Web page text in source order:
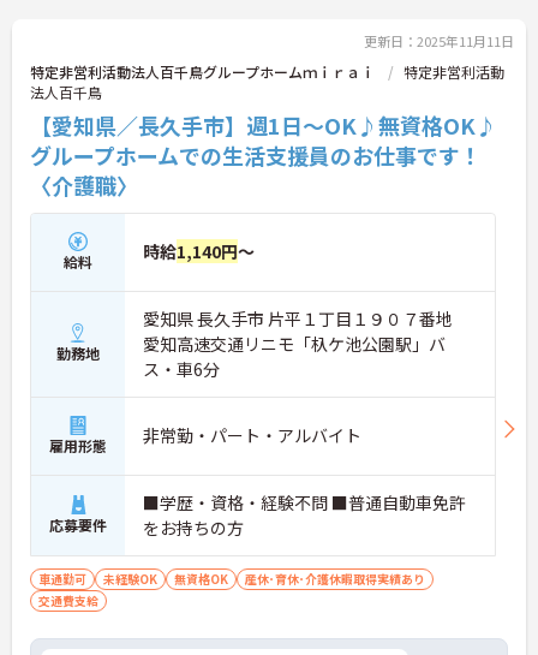
更新日：2025年11月11日
特定非営利活動法人百千鳥グループホームｍｉｒａｉ
特定非営利活動
法人百千鳥
【愛知県／長久手市】週1日～OK♪無資格OK♪
グループホームでの生活支援員のお仕事です！
〈介護職〉
給料 時給1,140円～
勤務地
愛知県 長久手市 片平１丁目１９０７番地
愛知高速交通リニモ「杁ケ池公園駅」バ
ス・車6分
雇用形態 非常勤・パート・アルバイト
応募要件
■学歴・資格・経験不問 ■普通自動車免許
をお持ちの方
車通勤可 未経験OK 無資格OK
産休･育休･介護休暇取得実績あり
交通費支給